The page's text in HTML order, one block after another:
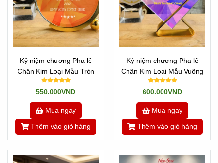
Kỷ niệm chương Pha lê
Chân Kim Loại Mẫu Tròn
550.000VND
Mua ngay
Thêm vào giỏ hàng
Kỷ niệm chương Pha lê
Chân Kim Loại Mẫu Vuông
600.000VND
Mua ngay
Thêm vào giỏ hàng